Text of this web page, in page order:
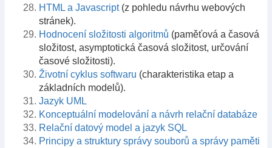
HTML a Javascript(z pohledu návrhu webových
stránek).
Hodnocení složitosti algoritmů (paměťová a časová
složitost, asymptotická časová složitost, určování
časové složitosti).
Životní cyklus softwaru (charakteristika etap a
základních modelů).
Jazyk UML
Konceptuální modelování a návrh relační databáze
Relační datový model a jazyk SQL
Principy a struktury správy souborů a správy paměti